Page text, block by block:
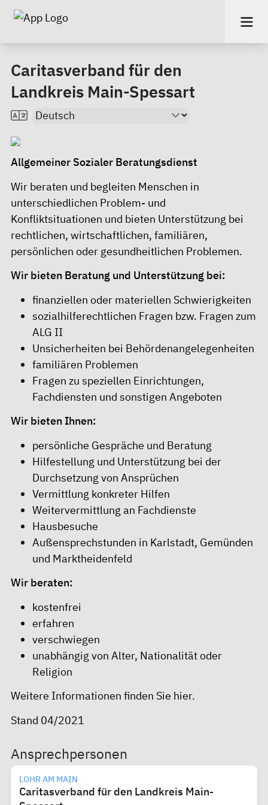
Caritasverband für den
Landkreis Main-Spessart
Allgemeiner Sozialer Beratungsdienst
Wir beraten und begleiten Menschen in
unterschiedlichen Problem- und
Konfliktsituationen und bieten Unterstützung bei
rechtlichen, wirtschaftlichen, familiären,
persönlichen oder gesundheitlichen Problemen.
Wir bieten Beratung und Unterstützung bei:
finanziellen oder materiellen Schwierigkeiten
sozialhilferechtlichen Fragen bzw. Fragen zum
ALG II
Unsicherheiten bei Behördenangelegenheiten
familiären Problemen
Fragen zu speziellen Einrichtungen,
Fachdiensten und sonstigen Angeboten
Wir bieten Ihnen:
persönliche Gespräche und Beratung
Hilfestellung und Unterstützung bei der
Durchsetzung von Ansprüchen
Vermittlung konkreter Hilfen
Weitervermittlung an Fachdienste
Hausbesuche
Außensprechstunden in Karlstadt, Gemünden
und Marktheidenfeld
Wir beraten:
kostenfrei
erfahren
verschwiegen
unabhängig von Alter, Nationalität oder
Religion
Weitere Informationen finden Sie hier.
Stand 04/2021
Ansprechpersonen
LOHR AM MAIN
Caritasverband für den Landkreis Main-